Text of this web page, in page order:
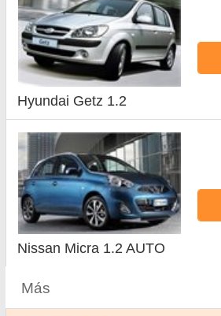
Hyundai Getz 1.2
Nissan Micra 1.2 AUTO
Más